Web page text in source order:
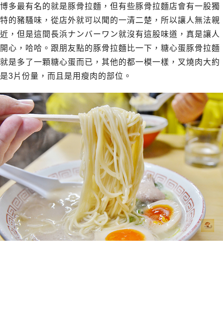
博多最有名的就是豚骨拉麵，但有些豚骨拉麵店會有一股獨
特的豬騷味，從店外就可以聞的一清二楚，所以讓人無法親
近，但是這間長浜ナンバーワン就沒有這股味道，真是讓人
開心，哈哈。跟朋友點的豚骨拉麵比一下，糖心蛋豚骨拉麵
就是多了一顆糖心蛋而已，其他的都一模一樣，叉燒肉大約
是3片份量，而且是用瘦肉的部位。